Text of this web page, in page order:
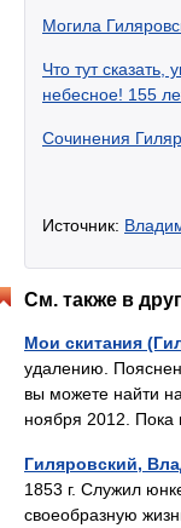
Могила
Что тут сказать,
небесное! 155
Сочинения
Источник:
См. также в
Мои скитания
удалению.
вы можете найти
ноября 2012.
Гиляровский,
1853 г. Служил
своеобразную